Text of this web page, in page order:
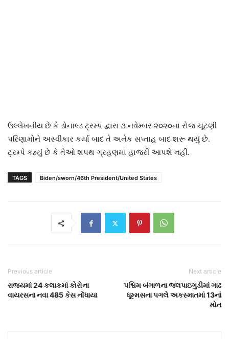
ઉલ્લેખનીય છે કે ડોનાલ્ડ ટ્રમ્પ દ્વારા ૩ નવેમ્બર ૨૦૨૦ના રોજ ચૂંટણી
પરિણામોને અસ્વીકાર કર્યા બાદ તે અનેક સપ્તાહ બાદ શરૂ થયું છે.
ટ્રમ્પે કહ્યું છે કે તેઓ શપથ ગ્રહણમાં હાજરી આપશે નહી.
TAGS Biden/sworn/46th President/United States
Previous article
રાજ્યમાં 24 કલાકમાં કોરોના
વાયરસના નવા 485 કેસ નોંધાયા
Next article
પશ્ચિમ બંગાળના જલપાઇગુડીમાં ગાઢ
ધૂમ્મસના પગલે અકસ્માતમાં 13નાં
મોત